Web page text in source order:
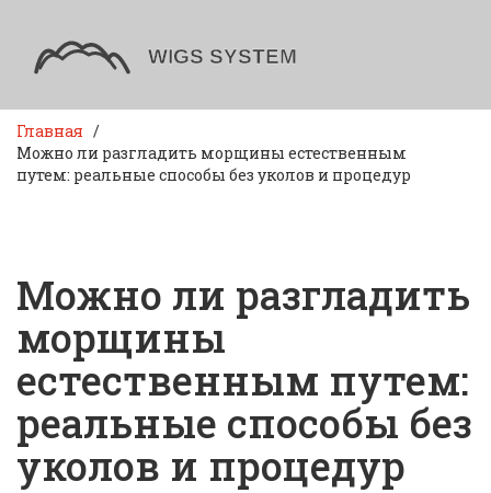
Главная
Можно ли разгладить морщины естественным
путем: реальные способы без уколов и процедур
Можно ли разгладить
морщины
естественным путем:
реальные способы без
уколов и процедур